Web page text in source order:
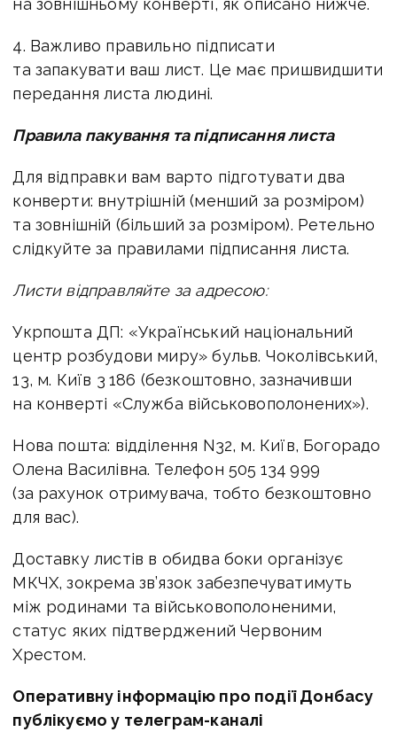
на зовнішньому конверті, як описано нижче.
4. Важливо правильно підписати
та запакувати ваш лист. Це має пришвидшити
передання листа людині.
Правила пакування та підписання листа
Для відправки вам варто підготувати два
конверти: внутрішній (менший за розміром)
та зовнішній (більший за розміром). Ретельно
слідкуйте за правилами підписання листа.
Листи відправляйте за адресою:
Укрпошта ДП: «Український національний
центр розбудови миру» бульв. Чоколівський,
13, м. Київ 3 186 (безкоштовно, зазначивши
на конверті «Служба військовополонених»).
Нова пошта: відділення N32, м. Київ, Богорадо
Олена Василівна. Телефон 505 134 999
(за рахунок отримувача, тобто безкоштовно
для вас).
Доставку листів в обидва боки організує
МКЧХ, зокрема зв’язок забезпечуватимуть
між родинами та військовополоненими,
статус яких підтверджений Червоним
Хрестом.
Оперативну інформацію про події Донбасу
публікуємо у телеграм-каналі